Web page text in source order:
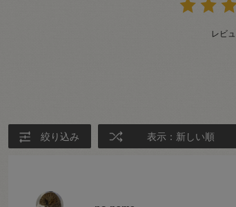
レビ
絞り込み 表示：新しい順